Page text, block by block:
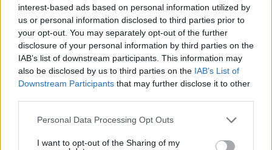
interest-based ads based on personal information utilized by
us or personal information disclosed to third parties prior to
your opt-out. You may separately opt-out of the further
disclosure of your personal information by third parties on the
IAB’s list of downstream participants. This information may
also be disclosed by us to third parties on the IAB’s List of
Downstream Participants that may further disclose it to other
Please note that this website/app uses one or more Google
not limited to your visit or usage behaviour. You may click to
Personal Data Processing Opt Outs
I want to opt-out of the Sharing of my
hellas
08.06.2026, 19:49
Θέλεις να κάνεις μαγκιές και σαματά αλλά χωρίς
συνέπειες. Κακομαθημένο παιδάκι που παίζει με τα
παιχνιδάκια και κάνει ό,τι γουστάρει. Σκάνδαλο η
απόφαση πάντως ισαποστάκηδες και δικαιοσύνη